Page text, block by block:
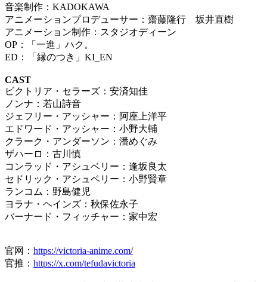
音楽制作：KADOKAWA
アニメーションプロデューサー：齋藤隆行 坂井直樹
アニメーション制作：スタジオディーン
OP：「一進」ハク。
ED：「縁のつき」KI_EN
CAST
ビクトリア・セラーズ：安済知佳
ノンナ：若山詩音
ジェフリー・アッシャー：阿座上洋平
エドワード・アッシャー：小野大輔
クラーク・アンダーソン：潘めぐみ
ザハーロ：古川慎
コンラッド・アシュベリー：逢坂良太
セドリック・アシュベリー：小野賢章
ランコム：野島健児
ヨラナ・ヘインズ：秋保佐永子
バーナード・フィッチャー：家中宏
官网： https://victoria-anime.com/
官推： https://x.com/tefudavictoria